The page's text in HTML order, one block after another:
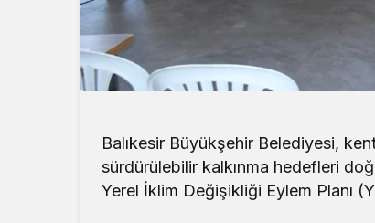
Balıkesir Büyükşehir Belediyesi,
sürdürülebilir kalkınma hedefleri
Yerel İklim Değişikliği Eylem Planı